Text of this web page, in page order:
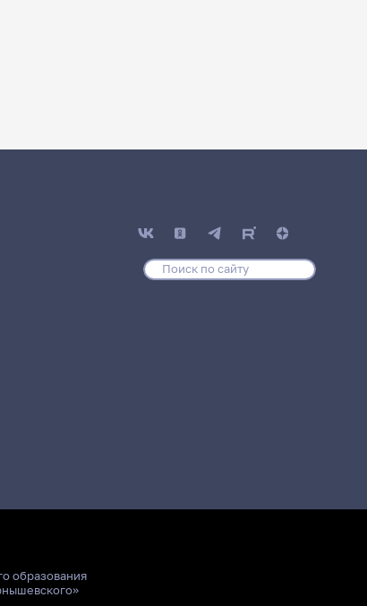
образования